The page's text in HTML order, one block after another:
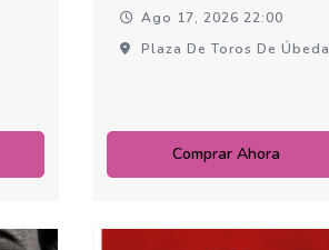
Ago 17, 2026 22:00
Plaza De Toros De Úbeda
Comprar Ahora